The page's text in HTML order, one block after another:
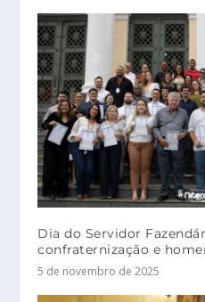
Dia do Servidor
confraternização e
5 de novembro de 2025